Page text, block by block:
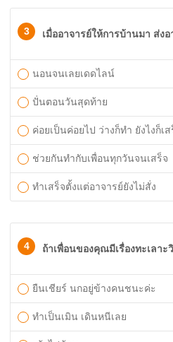
3 เมื่ออาจารย์ให้การบ้านมา ส่ง
นอนจนเลยเดดไลน์
ปั่นตอนวันสุดท้าย
ค่อยเป็นค่อยไป ว่างก็ทำ ยังไงก็เ
ช่วยกันทำกับเพื่อนทุกวันจนเสร็จ
ทำเสร็จตั้งแต่อาจารย์ยังไม่สั่ง
4 ถ้าเพื่อนของคุณมีเรื่องทะเลา
ยืนเชียร์ นกอยู่ข้างคนชนะค่ะ
ทำเป็นเมิน เดินหนีเลย